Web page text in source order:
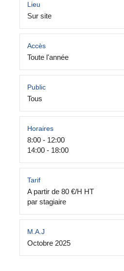
Lieu
Sur site
Accès
Toute l'année
Public
Tous
Horaires
8:00 - 12:00
14:00 - 18:00
Tarif
A partir de 80 €/H HT
par stagiaire
M.A.J
Octobre 2025